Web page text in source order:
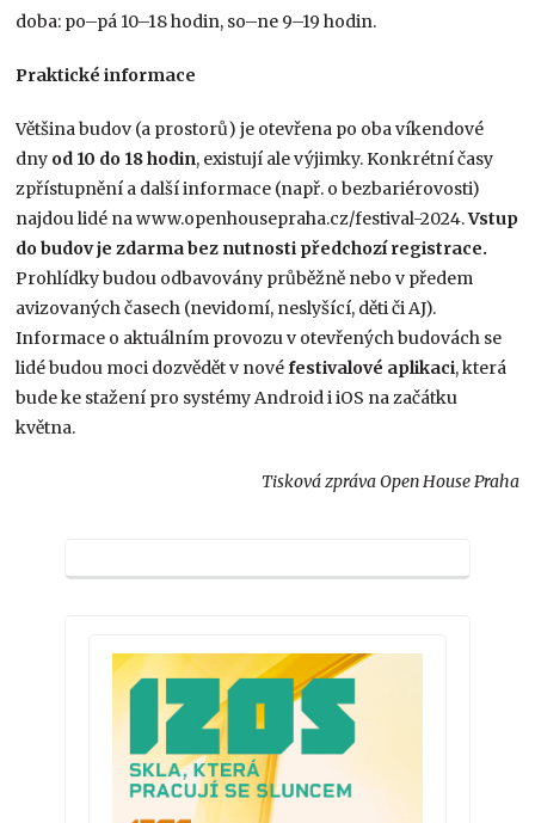
doba: po–pá 10–18 hodin, so–ne 9–19 hodin.
Praktické informace
Většina budov (a prostorů) je otevřena po oba víkendové
dny od 10 do 18 hodin, existují ale výjimky. Konkrétní časy
zpřístupnění a další informace (např. o bezbariérovosti)
najdou lidé na www.openhousepraha.cz/festival-2024.Vstup
do budov je zdarma bez nutnosti předchozí registrace.
Prohlídky budou odbavovány průběžně nebo v předem
avizovaných časech (nevidomí, neslyšící, děti či AJ).
Informace o aktuálním provozu v otevřených budovách se
lidé budou moci dozvědět v novéfestivalové aplikaci, která
bude ke stažení pro systémy Android i iOS na začátku
května.
Tisková zpráva Open House Praha